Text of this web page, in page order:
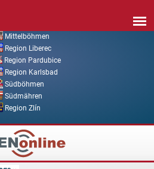
Mittelböhmen
Region Liberec
Region Pardubice
Region Karlsbad
Südböhmen
Südmähren
Region Zlín